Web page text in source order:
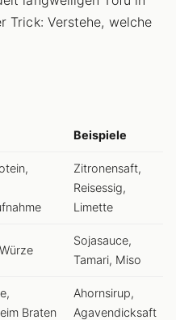
Trick: Verstehe, welche
Beispiele
Zitronensaft,
Reisessig,
Limette
Sojasauce,
Tamari, Miso
Braten
Ahornsirup,
Agavendicksaft